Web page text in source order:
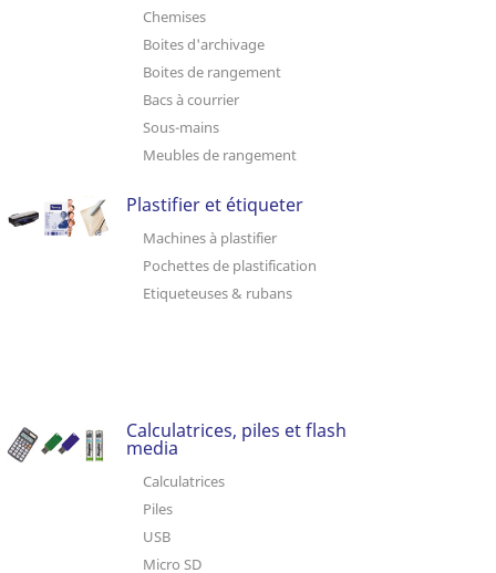
Chemises
Boites d'archivage
Boites de rangement
Bacs à courrier
Sous-mains
Meubles de rangement
Plastifier et étiqueter
Machines à plastifier
Pochettes de plastification
Etiqueteuses & rubans
Calculatrices, piles et flash
media
Calculatrices
Piles
USB
Micro SD